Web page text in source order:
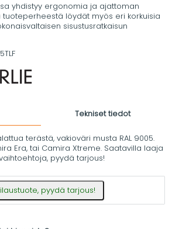
yhdistyy ergonomia ja ajattoman
tuoteperheestä löydät myös eri korkuisia
sisustusratkaisun
Tekniset tiedot
terästä, vakioväri musta RAL 9005.
Era, tai Camira Xtreme. Saatavilla laaja
pyydä tarjous!
pyydä tarjous!